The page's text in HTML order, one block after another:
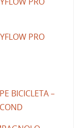
PRO
BICICLETA –